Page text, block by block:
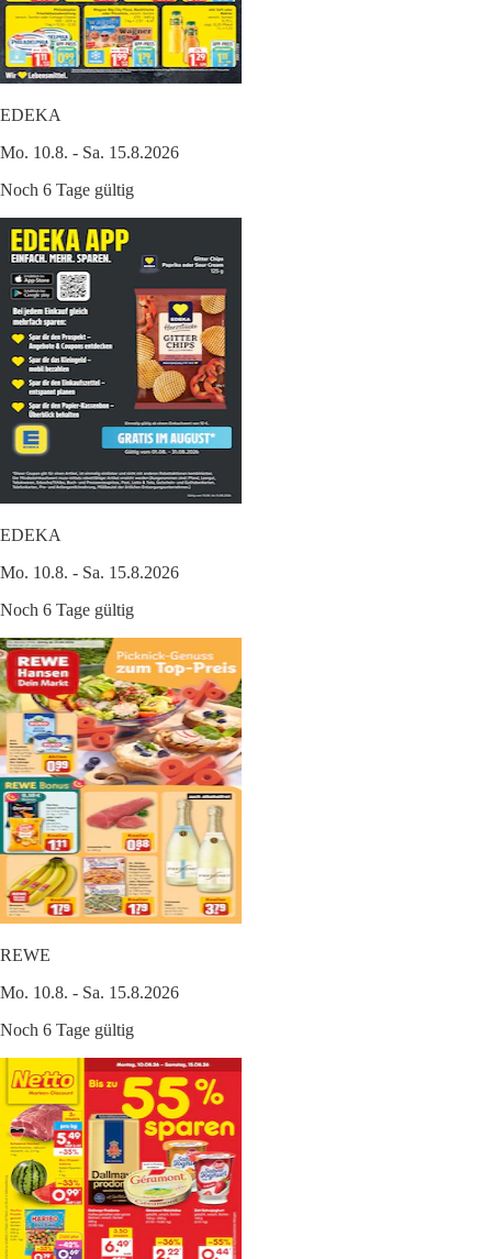
EDEKA
Mo. 10.8. - Sa. 15.8.2026
Noch 6 Tage gültig
EDEKA
Mo. 10.8. - Sa. 15.8.2026
Noch 6 Tage gültig
REWE
Mo. 10.8. - Sa. 15.8.2026
Noch 6 Tage gültig